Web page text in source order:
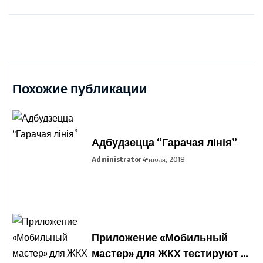
Похожие публикации
Адбудзецца “Гарачая лінія”
Administrator4 июля, 2018
Приложение «Мобильный
мастер» для ЖКХ тестируют в